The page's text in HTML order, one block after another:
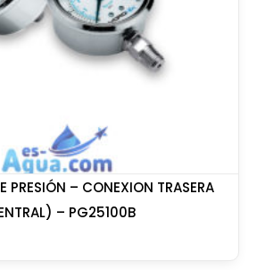
PRESIÓN – CONEXION TRASERA
– PG25100B